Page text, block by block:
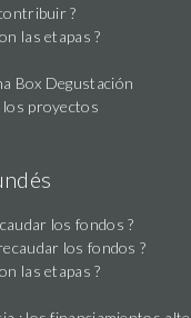
?
las etapas ?
Box Degustación
proyectos
los fondos ?
los fondos ?
las etapas ?